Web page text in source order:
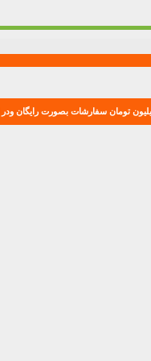
تومان سفارشات بصورت رایگان